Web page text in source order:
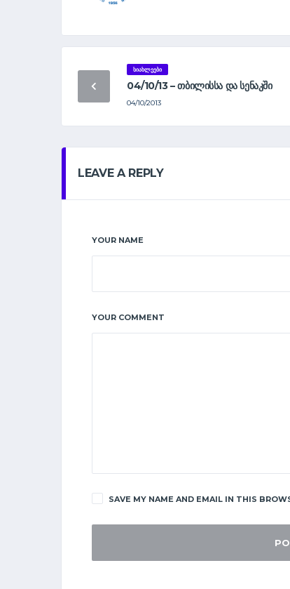
ᲡᲘᲐᲮᲚᲔᲔᲑᲘ
04/10/13 – ᲗᲑᲘᲚᲘᲡᲡᲐ ᲓᲐ ᲡᲔᲜᲐᲙᲨᲘ
04/10/2013
LEAVE A REPLY
YOUR NAME
YOUR COMMENT
SAVE MY NAME AND EMAIL IN THIS